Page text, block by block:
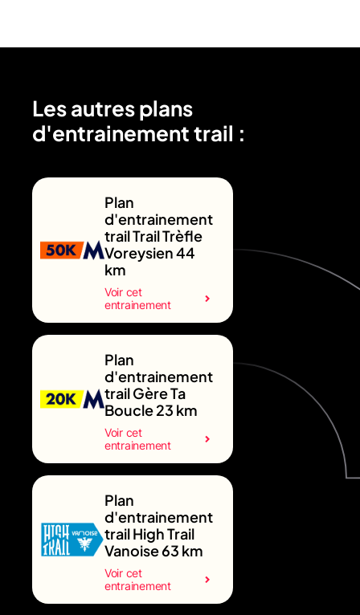
Les autres plans
d'entrainement trail :
Plan
d'entrainement
trail Trail Trèfle
Voreysien 44
km
Voir cet
entrainement
Plan
d'entrainement
trail Gère Ta
Boucle 23 km
Voir cet
entrainement
Plan
d'entrainement
trail High Trail
Vanoise 63 km
Voir cet
entrainement